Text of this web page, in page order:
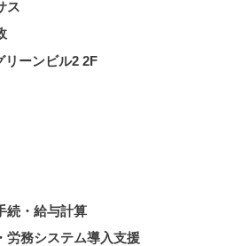
ス
リーンビル2 2F
続・給与計算
務システム導入支援